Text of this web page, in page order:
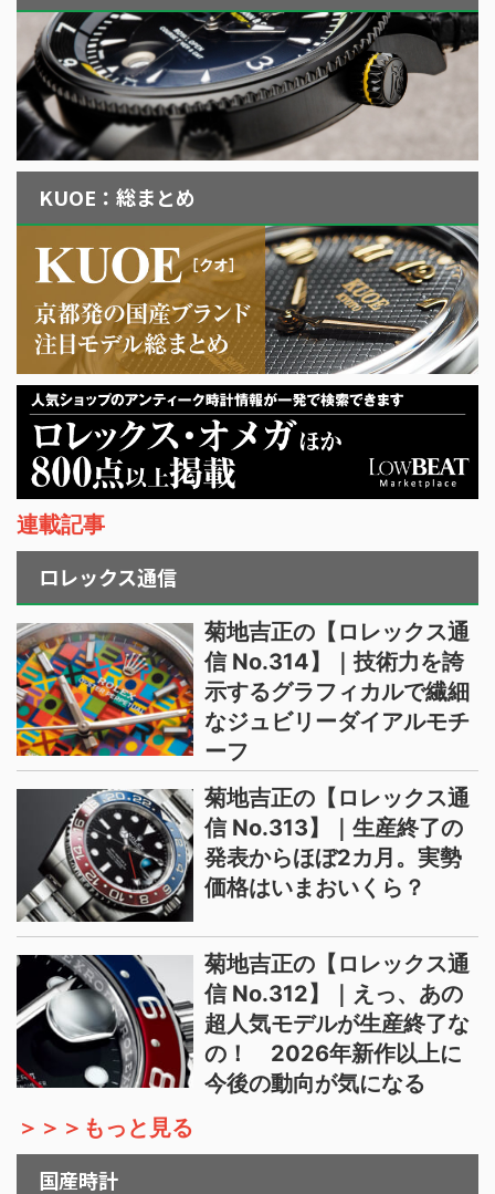
KUOE：総まとめ
連載記事
ロレックス通信
菊地吉正の【ロレックス通
信 No.314】｜技術力を誇
示するグラフィカルで繊細
なジュビリーダイアルモチ
ーフ
菊地吉正の【ロレックス通
信 No.313】｜生産終了の
発表からほぼ2カ月。実勢
価格はいまおいくら？
菊地吉正の【ロレックス通
信 No.312】｜えっ、あの
超人気モデルが生産終了な
の！ 2026年新作以上に
今後の動向が気になる
＞＞＞もっと見る
国産時計